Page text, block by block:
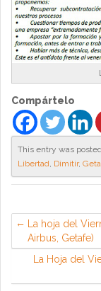
Compártelo
This entry was
Libertad Dimitir,
La hoja del
Airbus, Getafe)
La Hoja del